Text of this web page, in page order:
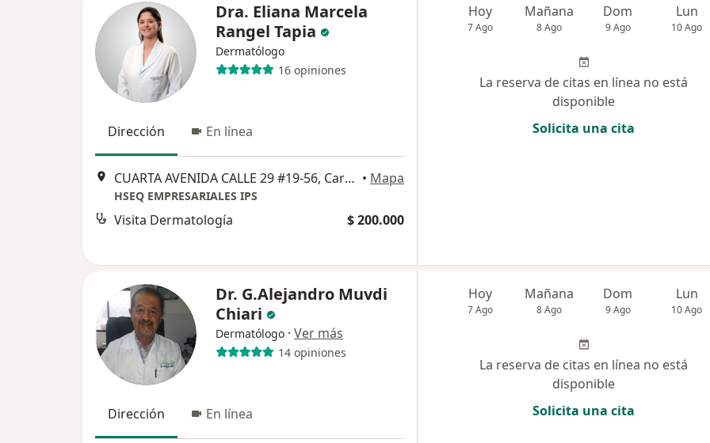
Dra. Eliana Marcela
Rangel Tapia
Dermatólogo
16 opiniones
Dirección En línea
CUARTA AVENIDA CALLE 29 #19-56, Cartagena • Mapa
HSEQ EMPRESARIALES IPS
Visita Dermatología $ 200.000
Hoy
7 Ago
Mañana
8 Ago
Dom
9 Ago
Lun
10 Ago
La reserva de citas en línea no está
disponible
Solicita una cita
Dr. G.Alejandro Muvdi
Chiari
Dermatólogo · Ver más
14 opiniones
Dirección En línea
Hoy
7 Ago
Mañana
8 Ago
Dom
9 Ago
Lun
10 Ago
La reserva de citas en línea no está
disponible
Solicita una cita